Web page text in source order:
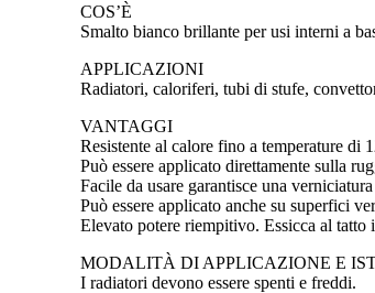
COS’È
Smalto bianco brillante per usi interni a
APPLICAZIONI
Radiatori, caloriferi, tubi di stufe,
VANTAGGI
Resistente al calore fino a temperature di
Può essere applicato direttamente sulla
Facile da usare garantisce una
Può essere applicato anche su superfici
Elevato potere riempitivo. Essicca al tatto
MODALITÀ DI APPLICAZIONE E
I radiatori devono essere spenti e freddi.